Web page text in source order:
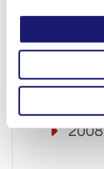
2010
2009
2008